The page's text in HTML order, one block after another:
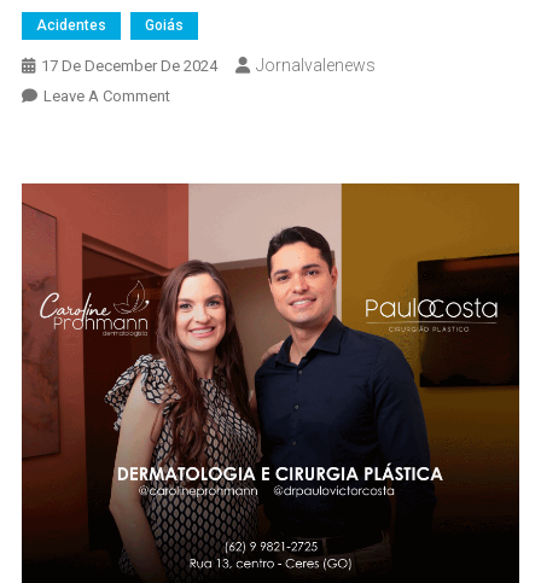
Acidentes Goiás
17 De December De 2024 Jornalvalenews
Leave A CommentOn
Na
GO-
164:
Corpo
Preso
Às
Ferragens
Teve
Que
Ser
Removido
Com